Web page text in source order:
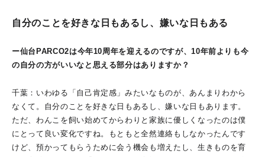
自分のことを好きな日もあるし、嫌いな日もある
ー仙台PARCO2は今年10周年を迎えるのですが、10年前よりも今
の自分の方がいいなと思える部分はありますか？
千葉：いわゆる「自己肯定感」みたいなものが、あんまりわから
なくて。自分のことを好きな日もあるし、嫌いな日もあります。
ただ、わんこを飼い始めてからわりと家族に優しくなったのは僕
にとって良い変化ですね。もともと全然連絡もしなかったんです
けど、預かってもらうために会う機会も増えたし、生きものを育